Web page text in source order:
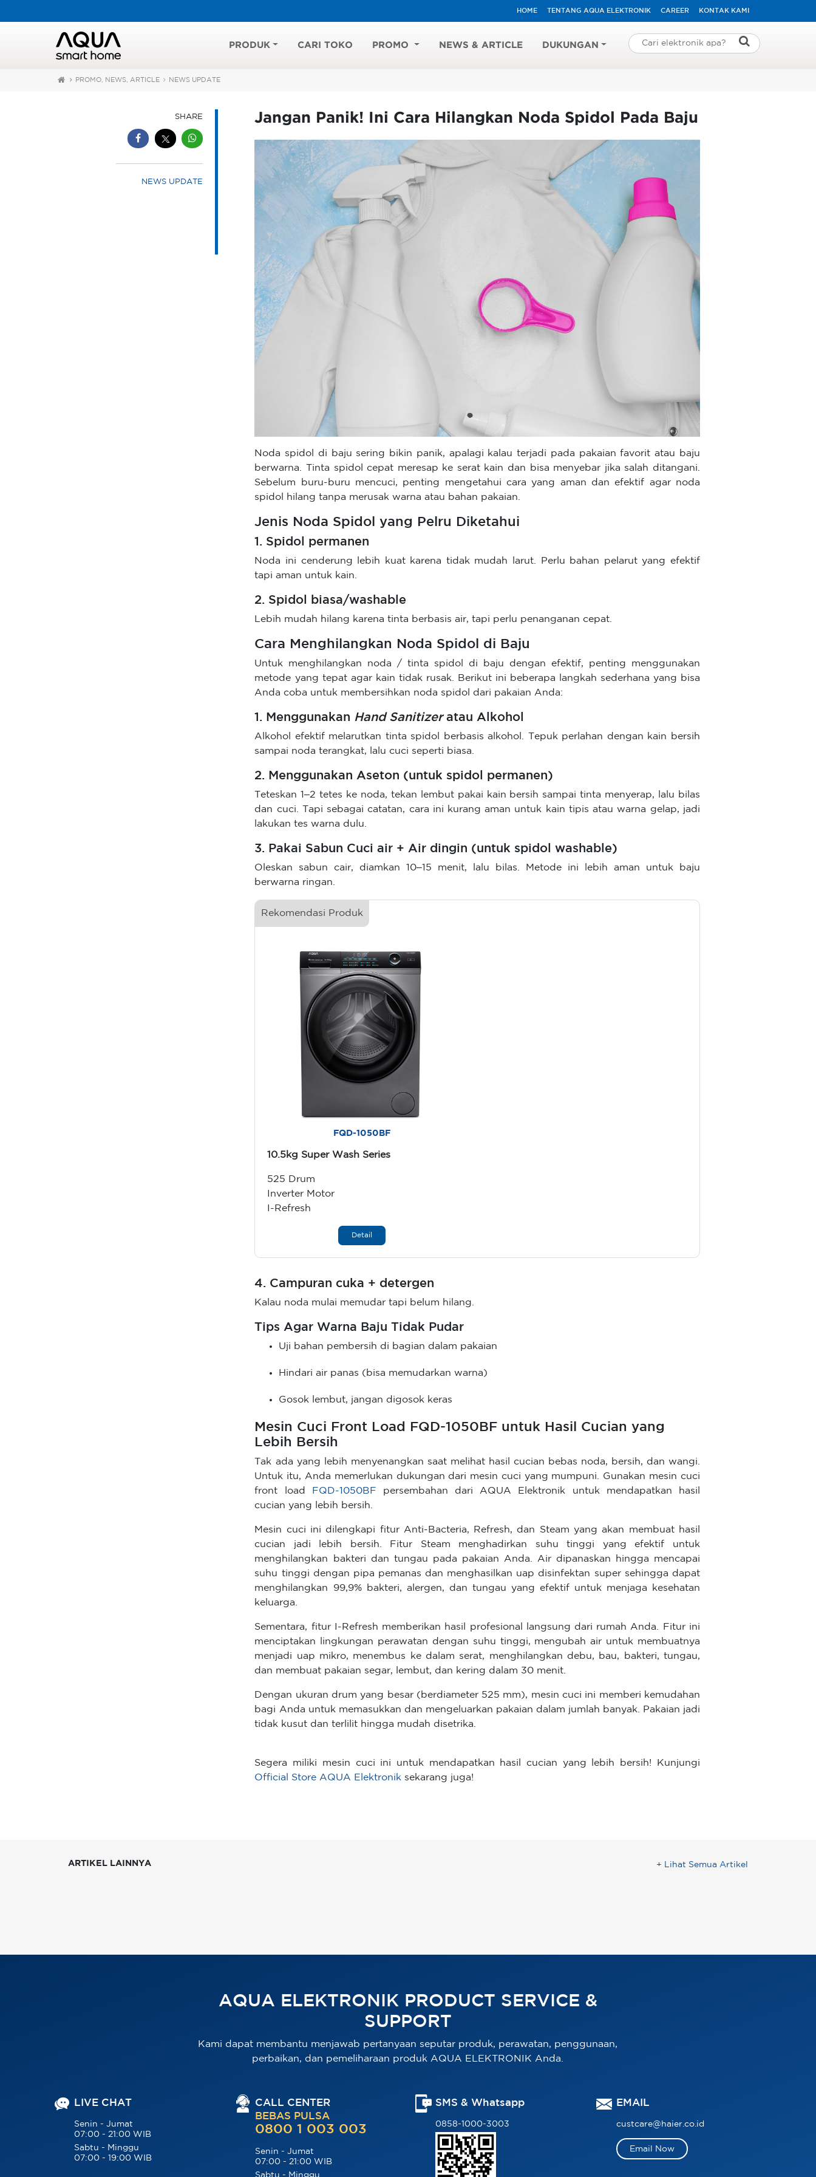
HOME TENTANG AQUA ELEKTRONIK CAREER KONTAK KAMI
PRODUK CARI TOKO PROMO NEWS & ARTICLE DUKUNGAN
PROMO, NEWS, ARTICLE NEWS UPDATE
SHARE
NEWS UPDATE
Jangan Panik! Ini Cara Hilangkan Noda Spidol Pada Baju
Noda spidol di baju sering bikin panik, apalagi kalau terjadi pada pakaian favorit atau baju
berwarna. Tinta spidol cepat meresap ke serat kain dan bisa menyebar jika salah ditangani.
Sebelum buru-buru mencuci, penting mengetahui cara yang aman dan efektif agar noda
spidol hilang tanpa merusak warna atau bahan pakaian.
Jenis Noda Spidol yang Pelru Diketahui
1. Spidol permanen
Noda ini cenderung lebih kuat karena tidak mudah larut. Perlu bahan pelarut yang efektif
tapi aman untuk kain.
2. Spidol biasa/washable
Lebih mudah hilang karena tinta berbasis air, tapi perlu penanganan cepat.
Cara Menghilangkan Noda Spidol di Baju
Untuk menghilangkan noda / tinta spidol di baju dengan efektif, penting menggunakan
metode yang tepat agar kain tidak rusak. Berikut ini beberapa langkah sederhana yang bisa
Anda coba untuk membersihkan noda spidol dari pakaian Anda:
1. Menggunakan Hand Sanitizeratau Alkohol
Alkohol efektif melarutkan tinta spidol berbasis alkohol. Tepuk perlahan dengan kain bersih
sampai noda terangkat, lalu cuci seperti biasa.
2. Menggunakan Aseton (untuk spidol permanen)
Teteskan 1–2 tetes ke noda, tekan lembut pakai kain bersih sampai tinta menyerap, lalu bilas
dan cuci. Tapi sebagai catatan, cara ini kurang aman untuk kain tipis atau warna gelap, jadi
lakukan tes warna dulu.
3. Pakai Sabun Cuci air + Air dingin (untuk spidol washable)
Oleskan sabun cair, diamkan 10–15 menit, lalu bilas. Metode ini lebih aman untuk baju
berwarna ringan.
Rekomendasi Produk
FQD-1050BF
10.5kg Super Wash Series
525 Drum
Inverter Motor
I-Refresh
Detail
4. Campuran cuka + detergen
Kalau noda mulai memudar tapi belum hilang.
Tips Agar Warna Baju Tidak Pudar
Uji bahan pembersih di bagian dalam pakaian
Hindari air panas (bisa memudarkan warna)
Gosok lembut, jangan digosok keras
Mesin Cuci Front Load FQD-1050BF untuk Hasil Cucian yang
Lebih Bersih
Tak ada yang lebih menyenangkan saat melihat hasil cucian bebas noda, bersih, dan wangi.
Untuk itu, Anda memerlukan dukungan dari mesin cuci yang mumpuni. Gunakan mesin cuci
front load
FQD-1050BF persembahan dari AQUA Elektronik untuk mendapatkan hasil
cucian yang lebih bersih.
Mesin cuci ini dilengkapi fitur Anti-Bacteria, Refresh, dan Steam yang akan membuat hasil
cucian jadi lebih bersih. Fitur Steam menghadirkan suhu tinggi yang efektif untuk
menghilangkan bakteri dan tungau pada pakaian Anda. Air dipanaskan hingga mencapai
suhu tinggi dengan pipa pemanas dan menghasilkan uap disinfektan super sehingga dapat
menghilangkan 99,9% bakteri, alergen, dan tungau yang efektif untuk menjaga kesehatan
keluarga.
Sementara, fitur I-Refresh memberikan hasil profesional langsung dari rumah Anda. Fitur ini
menciptakan lingkungan perawatan dengan suhu tinggi, mengubah air untuk membuatnya
menjadi uap mikro, menembus ke dalam serat, menghilangkan debu, bau, bakteri, tungau,
dan membuat pakaian segar, lembut, dan kering dalam 30 menit.
Dengan ukuran drum yang besar (berdiameter 525 mm), mesin cuci ini memberi kemudahan
bagi Anda untuk memasukkan dan mengeluarkan pakaian dalam jumlah banyak. Pakaian jadi
tidak kusut dan terlilit hingga mudah disetrika.
Segera miliki mesin cuci ini untuk mendapatkan hasil cucian yang lebih bersih! Kunjungi
Official Store AQUA Elektronik sekarang juga!
ARTIKEL LAINNYA + Lihat Semua Artikel
AQUA ELEKTRONIK PRODUCT SERVICE &
SUPPORT
Kami dapat membantu menjawab pertanyaan seputar produk, perawatan, penggunaan,
perbaikan, dan pemeliharaan produk AQUA ELEKTRONIK Anda.
LIVE CHAT
Senin - Jumat
07:00 - 21:00 WIB
Sabtu - Minggu
07:00 - 19:00 WIB
CALL CENTER
BEBAS PULSA
0800 1 003 003
Senin - Jumat
07:00 - 21:00 WIB
Sabtu - Minggu
SMS & Whatsapp
0858-1000-3003
EMAIL
custcare@haier.co.id
Email Now